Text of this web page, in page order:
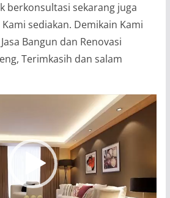
berkonsultasi sekarang juga
sediakan. Demikain Kami
Bangun dan Renovasi
Terimkasih dan salam